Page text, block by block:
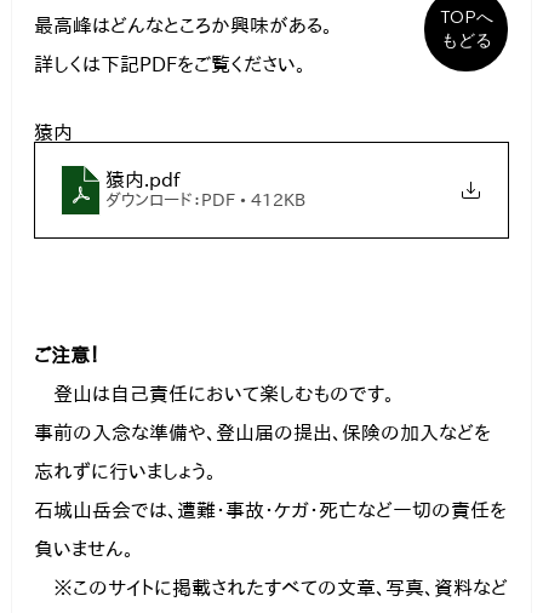
最高峰はどんなところか興味がある。
詳しくは下記PDFをご覧ください。
猿内
猿内 .pdf
ダウンロード：PDF • 412KB
ご注意！
登山は自己責任において楽しむものです。
事前の入念な準備や、登山届の提出、保険の加入などを
忘れずに行いましょう。
石城山岳会では、遭難・事故・ケガ・死亡など一切の責任を
負いません。
※このサイトに掲載されたすべての文章、写真、資料など
TOPへ
もどる